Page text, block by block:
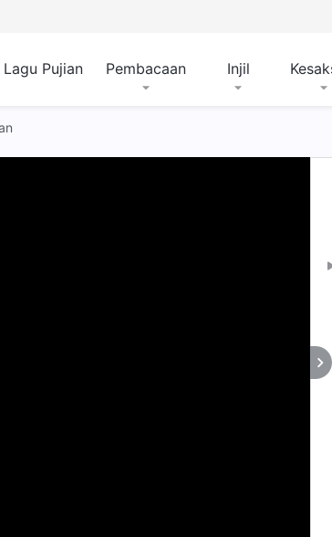
Lagu Pujian Pembacaan Injil